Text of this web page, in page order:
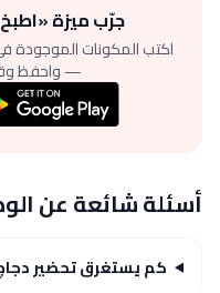
جرّب ميزة
اكتب المكونات الموجودة
— واحفظ
أسئلة شائعة عن
كم يستغرق تحضير